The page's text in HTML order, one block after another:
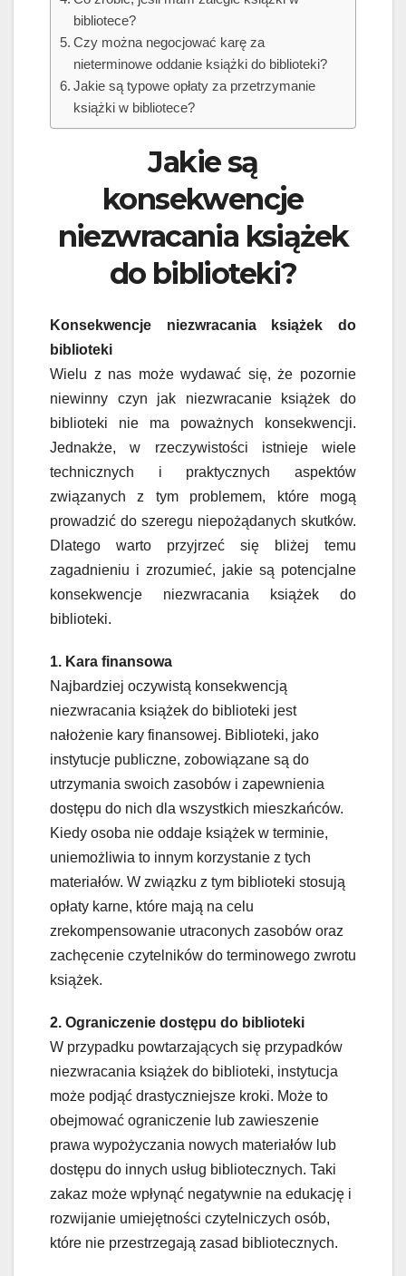
bibliotece?
Czy można negocjować karę za
nieterminowe oddanie książki do biblioteki?
Jakie są typowe opłaty za przetrzymanie
książki w bibliotece?
Jakie są
konsekwencje
niezwracania książek
do biblioteki?
Konsekwencje niezwracania książek do
biblioteki
Wielu z nas może wydawać się, że pozornie
niewinny czyn jak niezwracanie książek do
biblioteki nie ma poważnych konsekwencji.
Jednakże, w rzeczywistości istnieje wiele
technicznych i praktycznych aspektów
związanych z tym problemem, które mogą
prowadzić do szeregu niepożądanych skutków.
Dlatego warto przyjrzeć się bliżej temu
zagadnieniu i zrozumieć, jakie są potencjalne
konsekwencje niezwracania książek do
biblioteki.
1. Kara finansowa
Najbardziej oczywistą konsekwencją
niezwracania książek do biblioteki jest
nałożenie kary finansowej. Biblioteki, jako
instytucje publiczne, zobowiązane są do
utrzymania swoich zasobów i zapewnienia
dostępu do nich dla wszystkich mieszkańców.
Kiedy osoba nie oddaje książek w terminie,
uniemożliwia to innym korzystanie z tych
materiałów. W związku z tym biblioteki stosują
opłaty karne, które mają na celu
zrekompensowanie utraconych zasobów oraz
zachęcenie czytelników do terminowego zwrotu
książek.
2. Ograniczenie dostępu do biblioteki
W przypadku powtarzających się przypadków
niezwracania książek do biblioteki, instytucja
może podjąć drastyczniejsze kroki. Może to
obejmować ograniczenie lub zawieszenie
prawa wypożyczania nowych materiałów lub
dostępu do innych usług bibliotecznych. Taki
zakaz może wpłynąć negatywnie na edukację i
rozwijanie umiejętności czytelniczych osób,
które nie przestrzegają zasad bibliotecznych.